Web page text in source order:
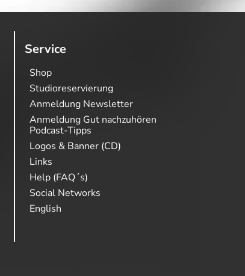
Service
Shop
Studioreservierung
Anmeldung Newsletter
Anmeldung Gut nachzuhören
Podcast-Tipps
Logos & Banner (CD)
Links
Help (FAQ´s)
Social Networks
English